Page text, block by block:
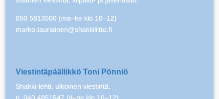
050 5813500 (ma–ke klo 10–12)
marko.tauriainen@shakkiliitto.fi
Viestintäpäällikkö Toni Pönniö
Shakki-lehti, ulkoinen viestintä.
p. 040 4851547 (ti–pe klo 10–12)